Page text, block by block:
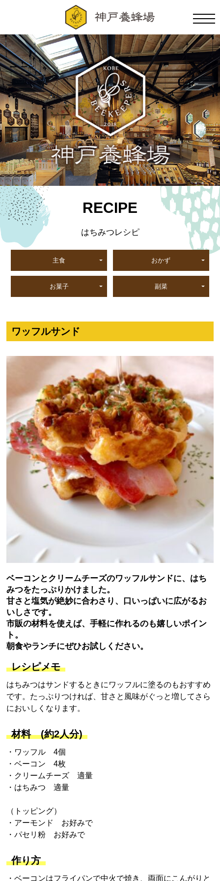
RECIPE
はちみつレシピ
主食 おかず
お菓子 副菜
ワッフルサンド
ベーコンとクリームチーズのワッフルサンドに、はち
みつをたっぷりかけました。
甘さと塩気が絶妙に合わさり、口いっぱいに広がるお
いしさです。
市販の材料を使えば、手軽に作れるのも嬉しいポイン
ト。
朝食やランチにぜひお試しください。
レシピメモ
はちみつはサンドするときにワッフルに塗るのもおすすめ
です。たっぷりつければ、甘さと風味がぐっと増してさら
においしくなります。
材料 (約2人分)
・ワッフル 4個
・ベーコン 4枚
・クリームチーズ 適量
・はちみつ 適量
（トッピング）
・アーモンド お好みで
・パセリ粉 お好みで
作り方
・ベーコンはフライパンで中火で焼き、両面にこんがりと